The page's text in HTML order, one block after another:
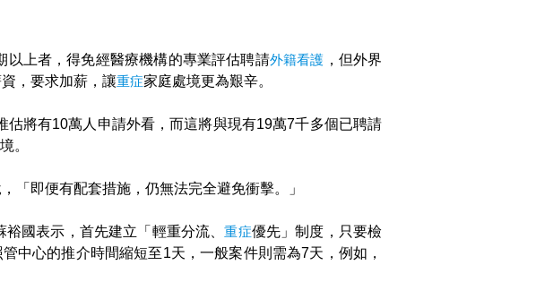
以上者，得免經醫療機構的專業評估聘請外籍看護 ，但外界
，要求加薪，讓重症家庭處境更為艱辛。
估將有10萬人申請外看，而這將與現有19萬7千多個已聘請
。
「即便有配套措施，仍無法完全避免衝擊。」
國表示，首先建立「輕重分流、重症優先」制度，只要檢
中心的推介時間縮短至1天，一般案件則需為7天，例如，